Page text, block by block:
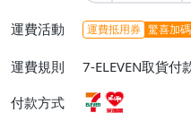
運費活動 運費抵用券 驚喜加
運費規則
7-ELEVEN取貨付
貨付款【免運費】
付款方式